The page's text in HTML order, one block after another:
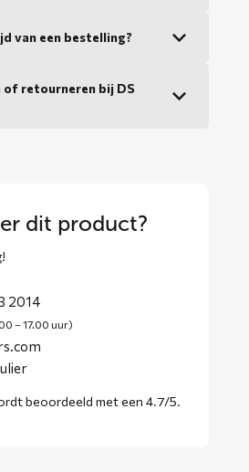
van een bestelling?
retourneren bij DS
dit product?
2014
– 17.00 uur)
beoordeeld met een 4.7/5.